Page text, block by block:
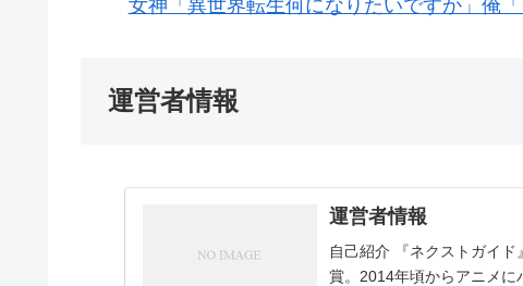
女神「異世界転生何になりたいですか」俺
運営者情報
運営者情報
自己紹介 『ネクストガイ
賞。2014年頃からアニメに